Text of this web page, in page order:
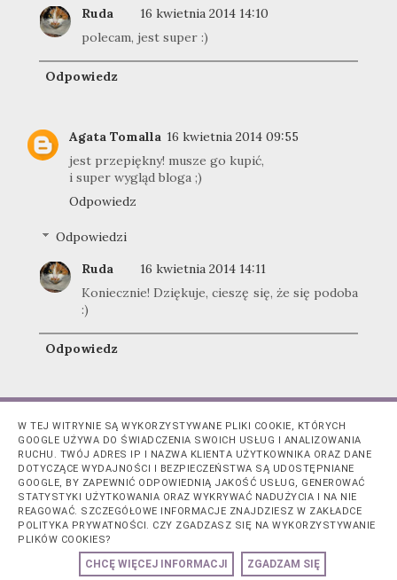
Ruda
16 kwietnia 2014 14:10
polecam, jest super :)
Odpowiedz
Agata Tomalla 16 kwietnia 2014 09:55
jest przepiękny! musze go kupić,
i super wygląd bloga ;)
Odpowiedz
Odpowiedzi
Ruda
16 kwietnia 2014 14:11
Koniecznie! Dziękuje, cieszę się, że się podoba
:)
Odpowiedz
fajny ten Twój kumple :-)
ma bardzo ładny odcień - lubię takie kolory na
swoich paznokciach
Odpowiedz
Odpowiedzi
Ruda
17 kwietnia 2014 12:45
W TEJ WITRYNIE SĄ WYKORZYSTYWANE PLIKI COOKIE, KTÓRYCH
GOOGLE UŻYWA DO ŚWIADCZENIA SWOICH USŁUG I ANALIZOWANIA
RUCHU. TWÓJ ADRES IP I NAZWA KLIENTA UŻYTKOWNIKA ORAZ DANE
DOTYCZĄCE WYDAJNOŚCI I BEZPIECZEŃSTWA SĄ UDOSTĘPNIANE
GOOGLE, BY ZAPEWNIĆ ODPOWIEDNIĄ JAKOŚĆ USŁUG, GENEROWAĆ
STATYSTYKI UŻYTKOWANIA ORAZ WYKRYWAĆ NADUŻYCIA I NA NIE
REAGOWAĆ. SZCZEGÓŁOWE INFORMACJE ZNAJDZIESZ W ZAKŁADCE
POLITYKA PRYWATNOŚCI. CZY ZGADZASZ SIĘ NA WYKORZYSTYWANIE
PLIKÓW COOKIES?
CHCĘ WIĘCEJ INFORMACJI ZGADZAM SIĘ